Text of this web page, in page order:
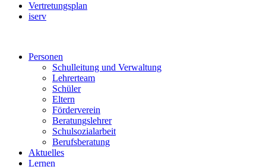
Vertretungsplan
iserv
Personen
Schulleitung und Verwaltung
Lehrerteam
Schüler
Eltern
Förderverein
Beratungslehrer
Schulsozialarbeit
Berufsberatung
Aktuelles
Lernen